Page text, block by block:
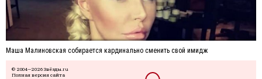
Маша Малиновская собирается кардинально сменить свой имидж
© 2004—2026 Звёзды.ru
Полная версия сайта